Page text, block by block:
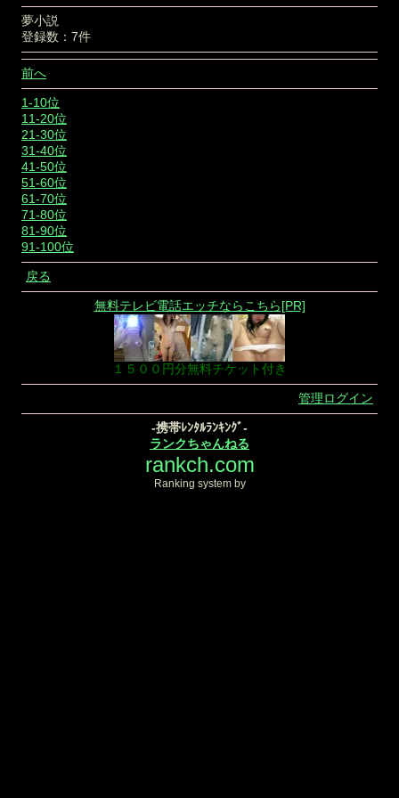
夢小説
登録数：7件
前へ
1-10位
11-20位
21-30位
31-40位
41-50位
51-60位
61-70位
71-80位
81-90位
91-100位
戻る
無料テレビ電話エッチならこちら[PR]
１５００円分無料チケット付き
管理ログイン
-携帯ﾚﾝﾀﾙﾗﾝｷﾝｸﾞ-
ランクちゃんねる
rankch.com
Ranking system by